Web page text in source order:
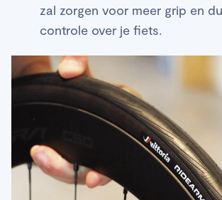
zal zorgen voor meer grip en
controle over je fiets.